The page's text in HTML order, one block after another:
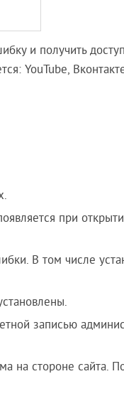
и получить
YouTube,
при
В том числе
записью
на стороне сайта.